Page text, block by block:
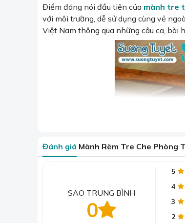
Điểm đáng nói đầu tiên của mành tre
với môi trường, dễ sử dụng cùng vẻ
Việt Nam thông qua những câu ca, bài
Đánh giá Mành Rèm Tre Che Phòng
SAO TRUNG BÌNH
0
5
4
3
2